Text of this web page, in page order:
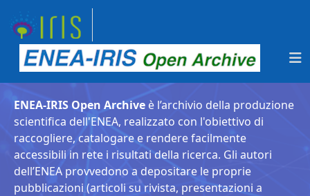
ENEA-IRIS Open Archive è l’archivio della produzione
scientifica dell'ENEA, realizzato con l'obiettivo di
raccogliere, catalogare e rendere facilmente
accessibili in rete i risultati della ricerca. Gli autori
dell’ENEA provvedono a depositare le proprie
pubblicazioni (articoli su rivista, presentazioni a